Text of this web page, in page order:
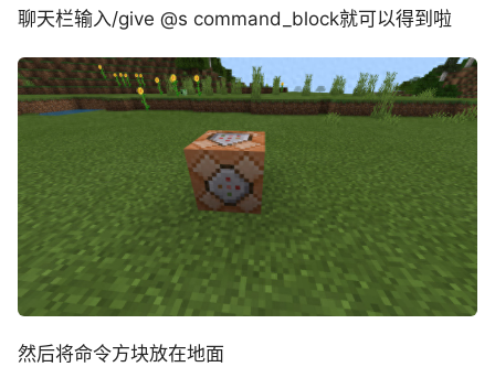
聊天栏输入/give @s command_block就可以得到啦
然后将命令方块放在地面